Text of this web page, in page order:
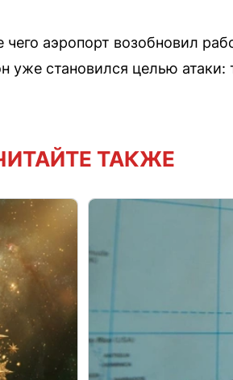
аэропорт возобновил
уже становился целью
ТАКЖЕ